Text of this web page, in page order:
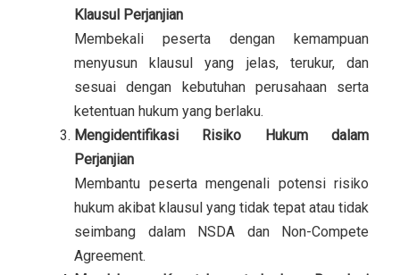
Klausul Perjanjian
Membekali peserta dengan kemampuan
menyusun klausul yang jelas, terukur, dan
sesuai dengan kebutuhan perusahaan serta
ketentuan hukum yang berlaku.
Mengidentifikasi Risiko Hukum dalam
Perjanjian
Membantu peserta mengenali potensi risiko
hukum akibat klausul yang tidak tepat atau tidak
seimbang dalam NSDA dan Non-Compete
Agreement.